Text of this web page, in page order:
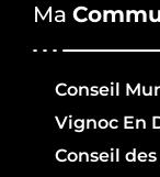
Ma
Conseil
Vignoc En
Conseil